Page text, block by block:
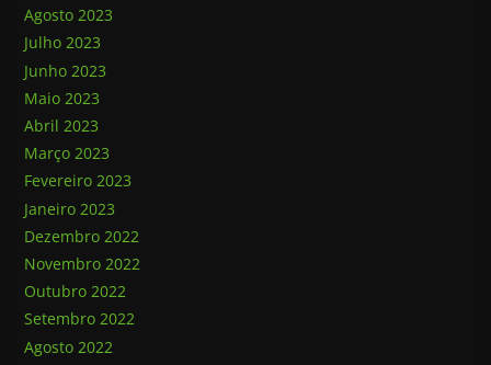
Agosto 2023
Julho 2023
Junho 2023
Maio 2023
Abril 2023
Março 2023
Fevereiro 2023
Janeiro 2023
Dezembro 2022
Novembro 2022
Outubro 2022
Setembro 2022
Agosto 2022